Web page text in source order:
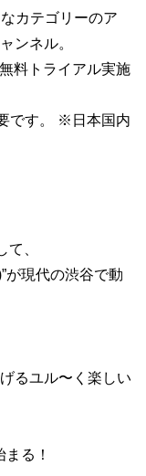
カテゴリーのア
ンネル。
料トライアル実施
です。 ※日本国内
、
が現代の渋谷で動
るユル〜く楽しい
る！